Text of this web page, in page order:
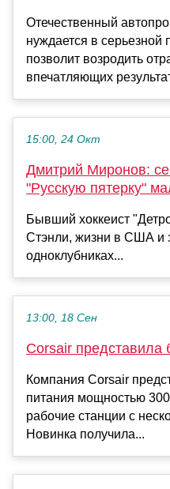
Отечественный
нуждается в серьезной
позволит возродить
впечатляющих
15:00, 24 Окт
Дмитрий Миронов:
"Русскую пятерку"
Бывший хоккеист
Стэнли, жизни в США и
одноклубниках...
13:00, 18 Сен
Corsair представила
Компания Corsair
питания мощностью
рабочие станции с
Новинка получила...